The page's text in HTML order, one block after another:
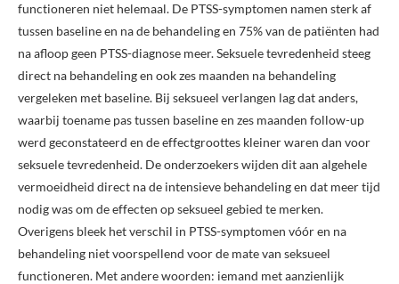
functioneren niet helemaal. De PTSS-symptomen namen sterk af
tussen baseline en na de behandeling en 75% van de patiënten had
na afloop geen PTSS-diagnose meer. Seksuele tevredenheid steeg
direct na behandeling en ook zes maanden na behandeling
vergeleken met baseline. Bij seksueel verlangen lag dat anders,
waarbij toename pas tussen baseline en zes maanden follow-up
werd geconstateerd en de effectgroottes kleiner waren dan voor
seksuele tevredenheid. De onderzoekers wijden dit aan algehele
vermoeidheid direct na de intensieve behandeling en dat meer tijd
nodig was om de effecten op seksueel gebied te merken.
Overigens bleek het verschil in PTSS-symptomen vóór en na
behandeling niet voorspellend voor de mate van seksueel
functioneren. Met andere woorden: iemand met aanzienlijk